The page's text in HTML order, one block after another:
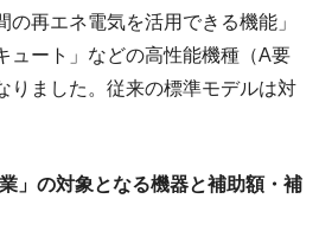
の再エネ電気を活用できる機能」
ュート」などの高性能機種（A要
りました。従来の標準モデルは対
」の対象となる機器と補助額・補